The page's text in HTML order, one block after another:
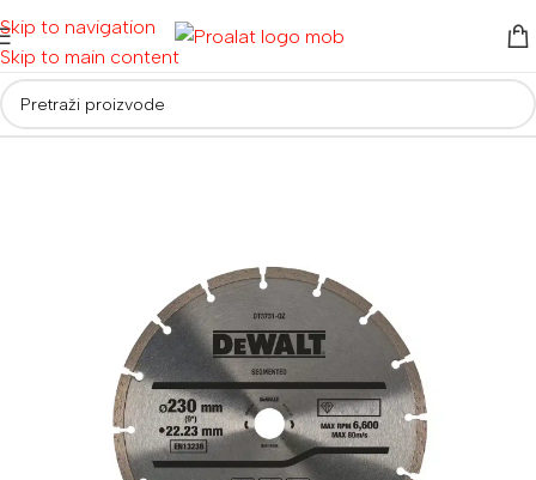
Skip to navigation
Skip to main content
Početna/ Pribor/Rezne i brusne ploče te diskovi